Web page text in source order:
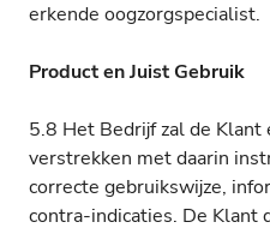
erkende oogzorgspecialist.
Product en Juist Gebruik
5.8 Het Bedrijf zal de
verstrekken met daarin
correcte gebruikswijze,
contra-indicaties. De Klant